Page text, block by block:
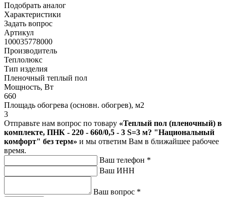
Подобрать аналог
Характеристики
Задать вопрос
Артикул
100035778000
Производитель
Теплолюкс
Тип изделия
Пленочный теплый пол
Мощность, Вт
660
Площадь обогрева (основн. обогрев), м2
3
Отправьте нам вопрос по товару «Теплый пол (пленочный) в
комплекте, ПНК - 220 - 660/0,5 - 3 S=3 м? "Национальный
комфорт" без терм» и мы ответим Вам в ближайшее рабочее
время.
Ваш телефон *
Ваш ИНН
Ваш вопрос *